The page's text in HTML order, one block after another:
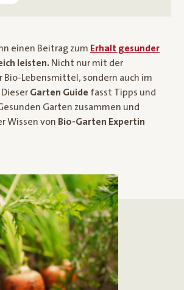
einen Beitrag zum Erhalt gesunder
leisten. Nicht nur mit der
Bio-Lebensmittel, sondern auch im
Garten Guide fasst Tipps und
Garten zusammen und
Wissen von Bio-Garten Expertin